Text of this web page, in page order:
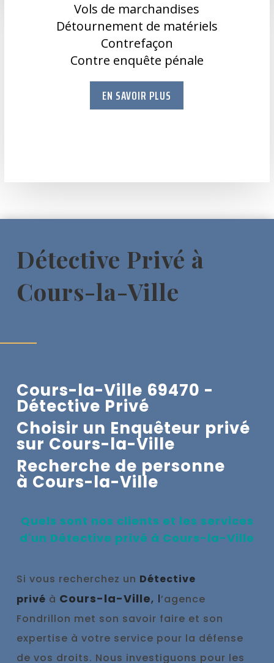
Vols de marchandises
Détournement de matériels
Contrefaçon
Contre enquête pénale
EN SAVOIR PLUS
Détective Privé à
Cours-la-Ville
Cours-la-Ville 69470 -
Détective Privé
Choisir un Enquêteur privé
sur Cours-la-Ville
Recherche de personne
à Cours-la-Ville
Quels sont nos clients et les services
d'un Détective privé à Cours-la-Ville
Si vous recherchez un Détective
privé à Cours-la-Ville, l’agence
Fondrillon met son savoir faire et son
expertise à votre service pour la défense
de vos droits. Nous investiguons pour les